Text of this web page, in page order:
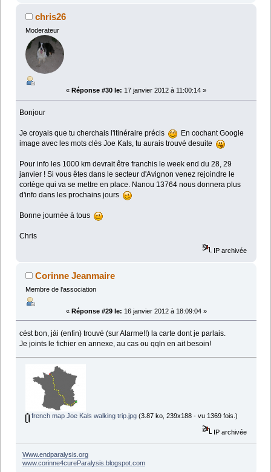
chris26
Moderateur
« Réponse #30 le: 17 janvier 2012 à 11:00:14 »
Bonjour
Je croyais que tu cherchais l'itinéraire précis
En cochant Google
image avec les mots clés Joe Kals, tu aurais trouvé desuite
Pour info les 1000 km devrait être franchis le week end du 28, 29
janvier ! Si vous êtes dans le secteur d'Avignon venez rejoindre le
cortège qui va se mettre en place. Nanou 13764 nous donnera plus
d'info dans les prochains jours
Bonne journée à tous
Chris
IP archivée
Corinne Jeanmaire
Membre de l'association
« Réponse #29 le: 16 janvier 2012 à 18:09:04 »
cést bon, jái (enfin) trouvé (sur Alarme!!) la carte dont je parlais.
Je joints le fichier en annexe, au cas ou qqln en ait besoin!
french map Joe Kals walking trip.jpg(3.87 ko, 239x188 - vu 1369 fois.)
IP archivée
Www.endparalysis.org
www.corinne4cureParalysis.blogspot.com